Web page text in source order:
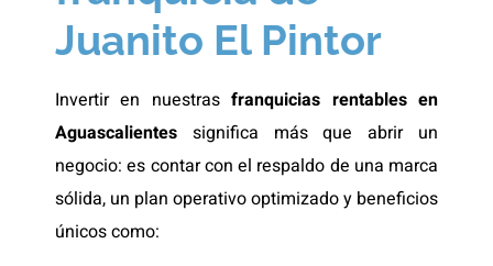
Juanito El Pintor
Invertir en nuestrasfranquicias rentables en
Aguascalientes significa más que abrir un
negocio: es contar con el respaldo de una marca
sólida, un plan operativo optimizado y beneficios
únicos como: